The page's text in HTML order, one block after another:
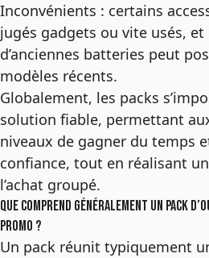
Inconvénients : certains
jugés gadgets ou vite usés,
d’anciennes batteries peut
modèles récents.
Globalement, les packs
solution fiable, permettant
niveaux de gagner du temps
confiance, tout en réalisant
l’achat groupé.
Que comprend généralement un pack
promo ?
Un pack réunit typiquement